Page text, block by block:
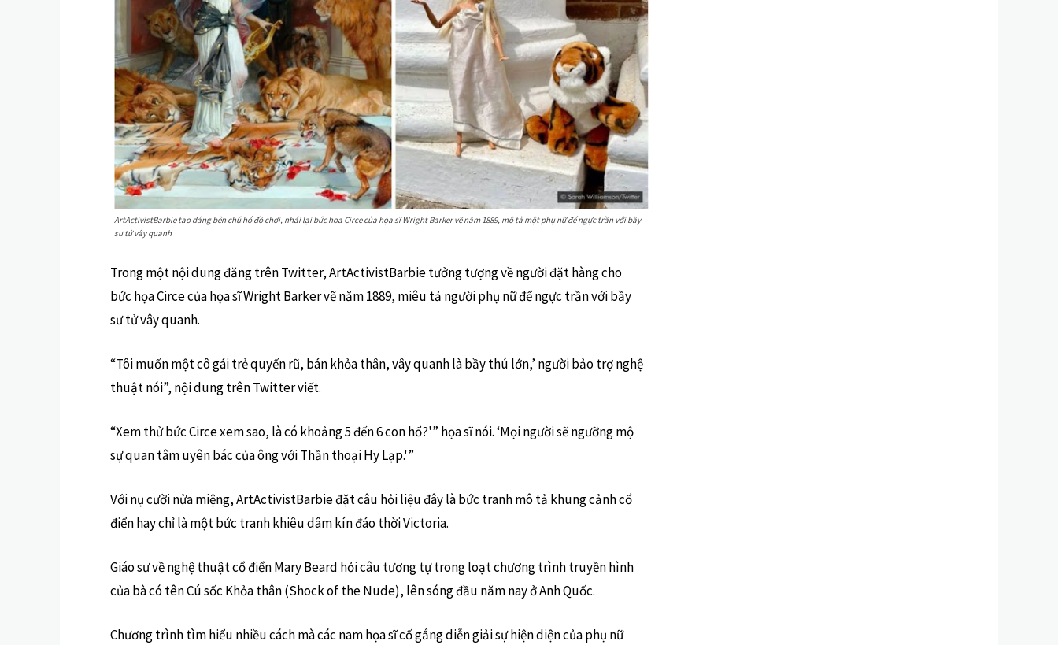
ArtActivistBarbie tạo dáng bên chú hổ đồ chơi, nhái lại bức họa Circe của họa sĩ Wright Barker vẽ năm 1889, mô tả một phụ nữ để ngực trần với bầy
sư tử vây quanh
Trong một nội dung đăng trên Twitter, ArtActivistBarbie tưởng tượng về người đặt hàng cho
bức họa Circe của họa sĩ Wright Barker vẽ năm 1889, miêu tả người phụ nữ để ngực trần với bầy
sư tử vây quanh.
“Tôi muốn một cô gái trẻ quyến rũ, bán khỏa thân, vây quanh là bầy thú lớn,’ người bảo trợ nghệ
thuật nói”, nội dung trên Twitter viết.
“Xem thử bức Circe xem sao, là có khoảng 5 đến 6 con hổ?'” họa sĩ nói. ‘Mọi người sẽ ngưỡng mộ
sự quan tâm uyên bác của ông với Thần thoại Hy Lạp.'”
Với nụ cười nửa miệng, ArtActivistBarbie đặt câu hỏi liệu đây là bức tranh mô tả khung cảnh cổ
điển hay chỉ là một bức tranh khiêu dâm kín đáo thời Victoria.
Giáo sư về nghệ thuật cổ điển Mary Beard hỏi câu tương tự trong loạt chương trình truyền hình
của bà có tên Cú sốc Khỏa thân (Shock of the Nude), lên sóng đầu năm nay ở Anh Quốc.
Chương trình tìm hiểu nhiều cách mà các nam họa sĩ cố gắng diễn giải sự hiện diện của phụ nữ